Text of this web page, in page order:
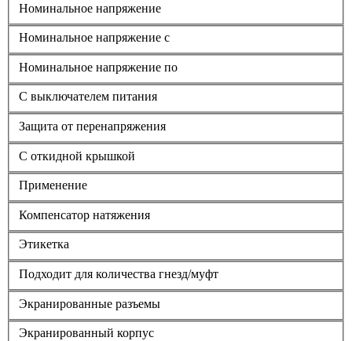
Номинальное напряжение
Номинальное напряжение с
Номинальное напряжение по
С выключателем питания
Защита от перенапряжения
С откидной крышкой
Применение
Компенсатор натяжения
Этикетка
Подходит для количества гнезд/муфт
Экранированные разъемы
Экранированный корпус